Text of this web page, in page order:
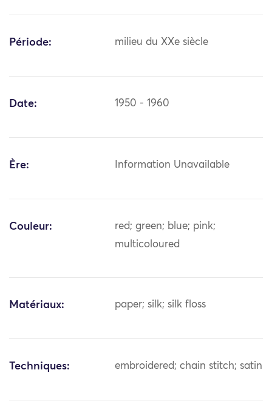
Période: milieu du XXe siècle
Date: 1950 - 1960
Ère: Information Unavailable
Couleur:
red; green; blue; pink;
multicoloured
Matériaux: paper; silk; silk floss
Techniques: embroidered; chain stitch; satin